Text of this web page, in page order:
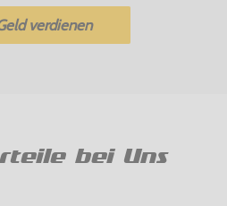
verdienen
bei Uns